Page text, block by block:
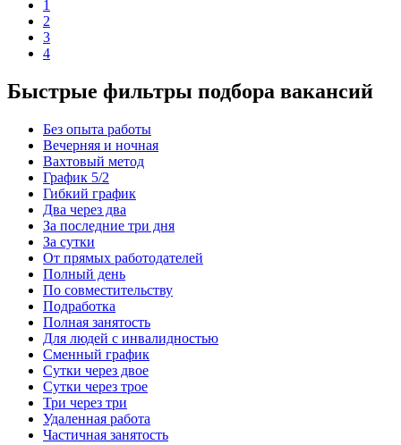
1
2
3
4
Быстрые фильтры подбора вакансий
Без опыта работы
Вечерняя и ночная
Вахтовый метод
График 5/2
Гибкий график
Два через два
За последние три дня
За сутки
От прямых работодателей
Полный день
По совместительству
Подработка
Полная занятость
Для людей с инвалидностью
Сменный график
Сутки через двое
Сутки через трое
Три через три
Удаленная работа
Частичная занятость